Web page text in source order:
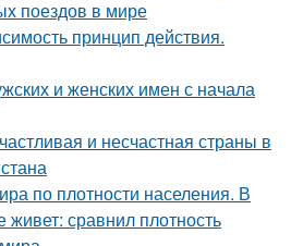
поездов в мире
принцип действия.
и женских имен с начала
и несчастная страны в
по плотности населения. В
живет: сравнил плотность